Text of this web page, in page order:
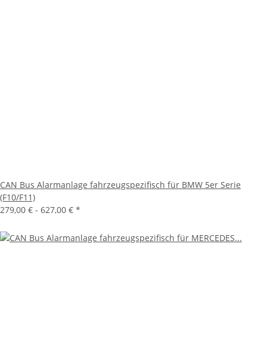
CAN Bus Alarmanlage fahrzeugspezifisch für BMW 5er Serie
(F10/F11)
279,00 € - 627,00 € *